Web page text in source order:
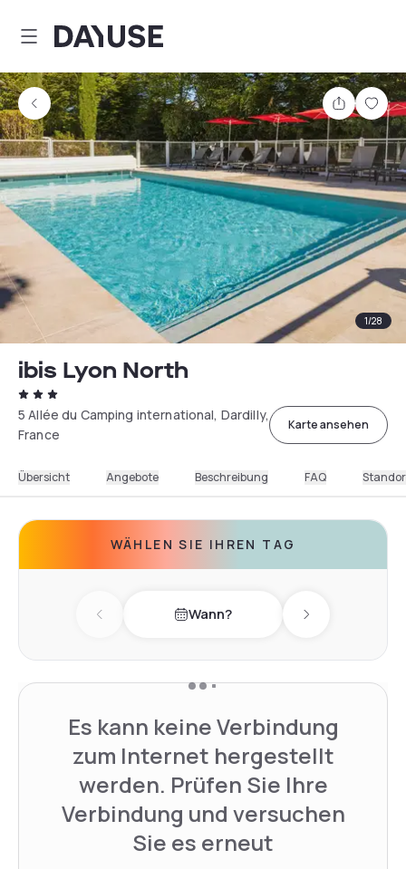
Dayuse
Teilen
1/28
ibis Lyon North
5 Allée du Camping international, Dardilly,
France
Karte ansehen
Übersicht Angebote Beschreibung FAQ
WÄHLEN SIE IHREN TAG
Previous day Wann? Next day
Es kann keine Verbindung
zum Internet hergestellt
werden. Prüfen Sie Ihre
Verbindung und versuchen
Sie es erneut